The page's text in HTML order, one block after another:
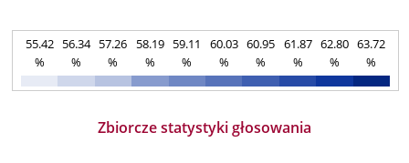
55.42
%
56.34
%
57.26
%
58.19
%
59.11
%
60.03
%
60.95
%
61.87
%
62.80
%
63.72
%
Zbiorcze statystyki głosowania